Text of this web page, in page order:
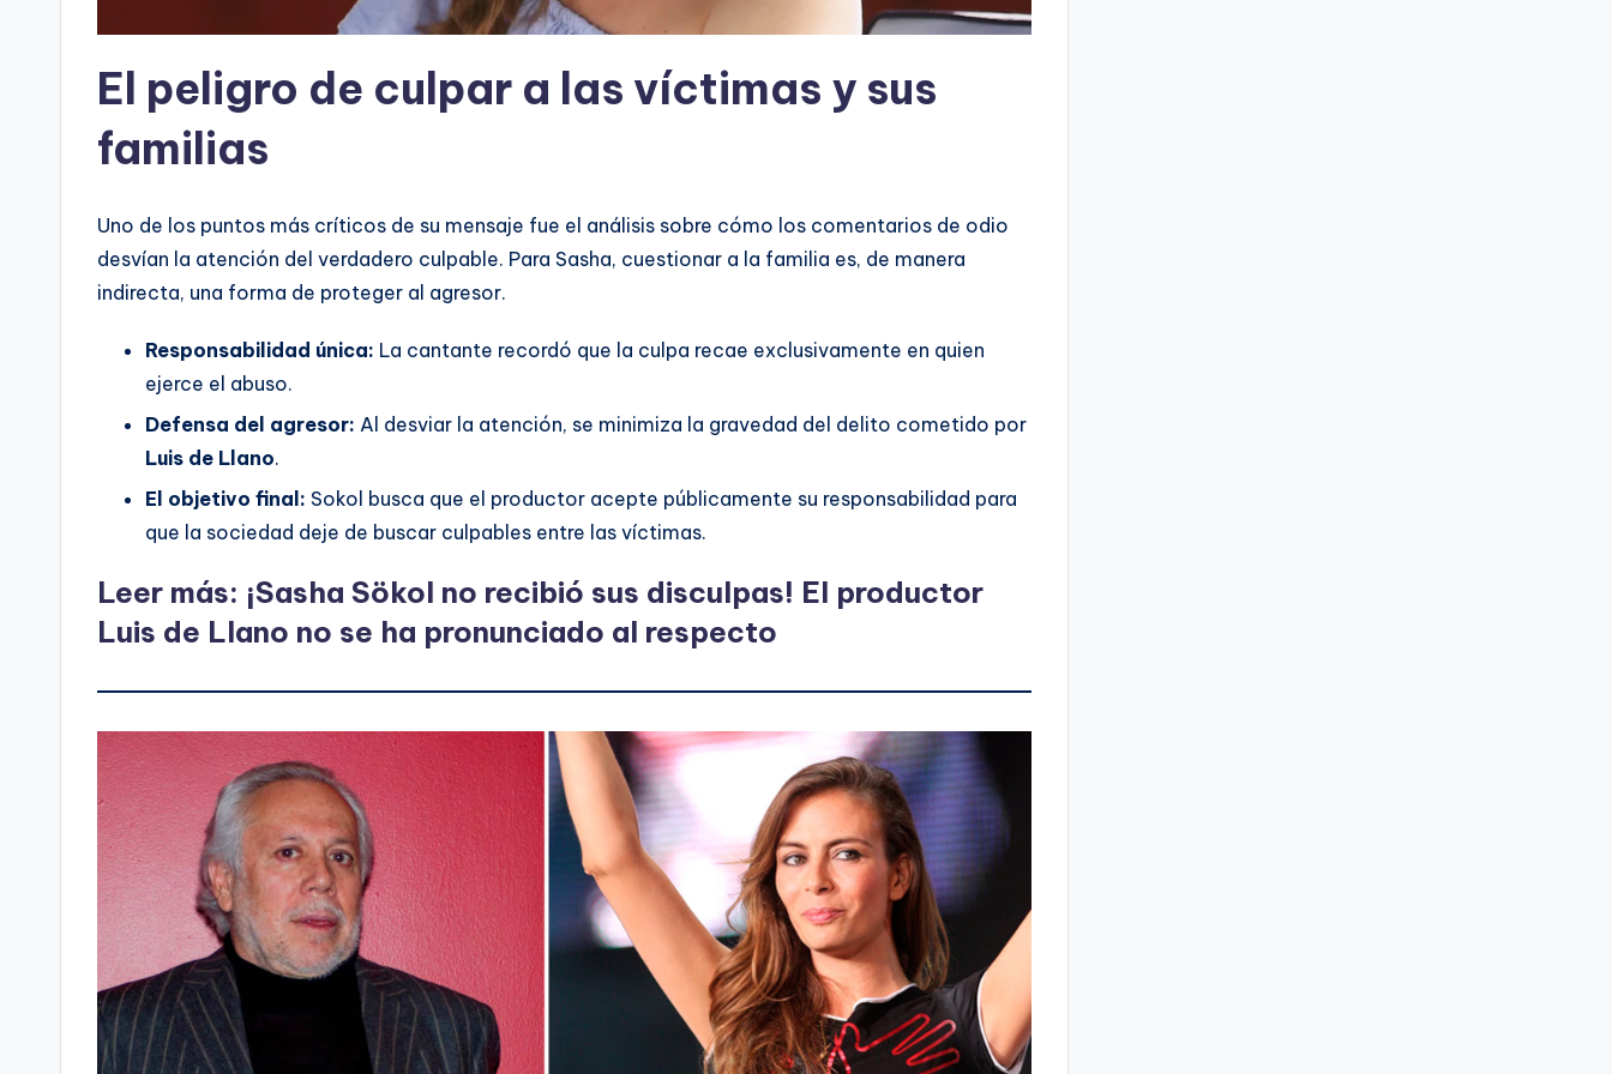
El peligro de culpar a las víctimas y sus
familias
Uno de los puntos más críticos de su mensaje fue el análisis sobre cómo los comentarios de odio
desvían la atención del verdadero culpable. Para Sasha, cuestionar a la familia es, de manera
indirecta, una forma de proteger al agresor.
Responsabilidad única: La cantante recordó que la culpa recae exclusivamente en quien
ejerce el abuso.
Defensa del agresor: Al desviar la atención, se minimiza la gravedad del delito cometido por
Luis de Llano.
El objetivo final: Sokol busca que el productor acepte públicamente su responsabilidad para
que la sociedad deje de buscar culpables entre las víctimas.
Leer más: ¡Sasha Sökol no recibió sus disculpas! El productor
Luis de Llano no se ha pronunciado al respecto